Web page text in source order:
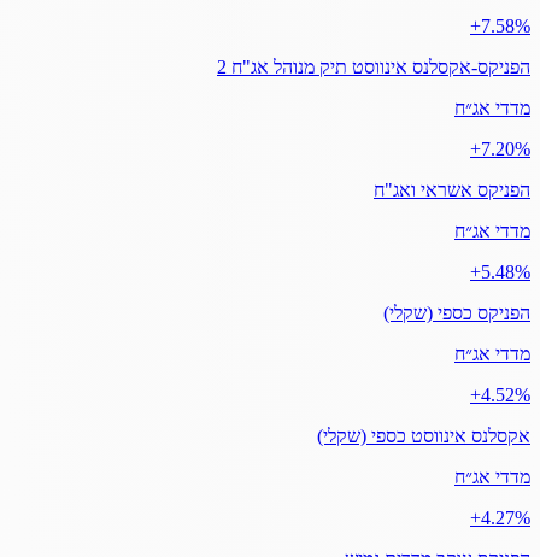
‎+7.58%
הפניקס-אקסלנס אינווסט תיק מנוהל אג"ח 2
מדדי אג״ח
‎+7.20%
הפניקס אשראי ואג"ח
מדדי אג״ח
‎+5.48%
הפניקס כספי (שקלי)
מדדי אג״ח
‎+4.52%
אקסלנס אינווסט כספי (שקלי)
מדדי אג״ח
‎+4.27%